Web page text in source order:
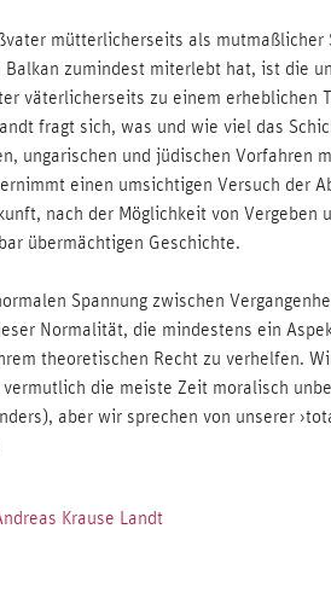
mütterlicherseits als mutmaßlicher
Balkan zumindest miterlebt hat, ist die
väterlicherseits zu einem erheblichen
fragt sich, was und wie viel das
ungarischen und jüdischen Vorfahren
einen umsichtigen Versuch der
nach der Möglichkeit von Vergeben
übermächtigen Geschichte.
Spannung zwischen
Normalität, die mindestens ein
theoretischen Recht zu verhelfen.
die meiste Zeit moralisch
aber wir sprechen von unserer
Krause Landt